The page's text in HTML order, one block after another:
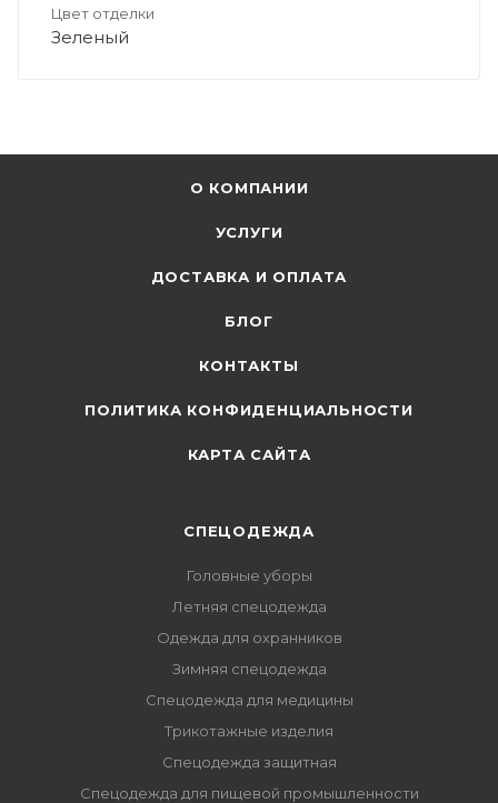
Цвет отделки
Зеленый
О КОМПАНИИ
УСЛУГИ
ДОСТАВКА И ОПЛАТА
БЛОГ
КОНТАКТЫ
ПОЛИТИКА КОНФИДЕНЦИАЛЬНОСТИ
КАРТА САЙТА
СПЕЦОДЕЖДА
Головные уборы
Летняя спецодежда
Одежда для охранников
Зимняя спецодежда
Спецодежда для медицины
Трикотажные изделия
Спецодежда защитная
Спецодежда для пищевой промышленности